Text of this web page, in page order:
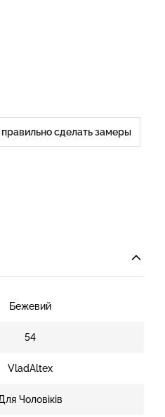
сделать замеры
Бежевий
54
VladAltex
Чоловіків